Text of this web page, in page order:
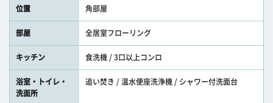
位置 角部屋
部屋 全居室フローリング
キッチン 食洗機 / 3口以上コンロ
浴室・トイレ・
洗面所
追い焚き / 温水便座洗浄機 / シャワー付洗面台